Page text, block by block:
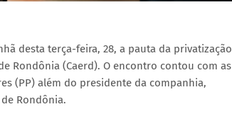
desta terça-feira, 28, a pauta da privatização
Rondônia (Caerd). O encontro contou com as
(PP) além do presidente da companhia,
Rondônia.